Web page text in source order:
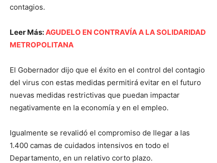
contagios.
Leer Más:AGUDELO EN CONTRAVÍA A LA SOLIDARIDAD
METROPOLITANA
El Gobernador dijo que el éxito en el control del contagio
del virus con estas medidas permitirá evitar en el futuro
nuevas medidas restrictivas que puedan impactar
negativamente en la economía y en el empleo.
Igualmente se revalidó el compromiso de llegar a las
1.400 camas de cuidados intensivos en todo el
Departamento, en un relativo corto plazo.